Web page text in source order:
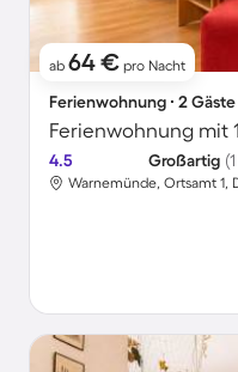
ab 64 € pro Nacht
Ferienwohnung ∙ 2
4.5 Großartig
Warnemünde, Ortsamt 1,